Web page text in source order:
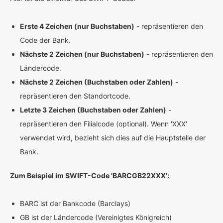
Erste 4 Zeichen (nur Buchstaben) - repräsentieren den
Code der Bank.
Nächste 2 Zeichen (nur Buchstaben) - repräsentieren den
Ländercode.
Nächste 2 Zeichen (Buchstaben oder Zahlen) -
repräsentieren den Standortcode.
Letzte 3 Zeichen (Buchstaben oder Zahlen) -
repräsentieren den Filialcode (optional). Wenn 'XXX'
verwendet wird, bezieht sich dies auf die Hauptstelle der
Bank.
Zum Beispiel im SWIFT-Code 'BARCGB22XXX':
BARC ist der Bankcode (Barclays)
GB ist der Ländercode (Vereinigtes Königreich)